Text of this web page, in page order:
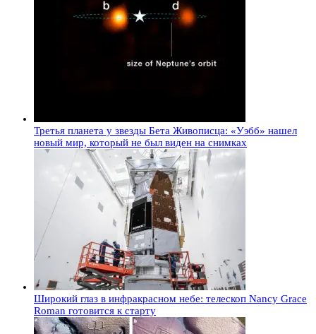
Третья планета у звезды Бета Живописца: «Уэбб» нашел
новый мир, который не был виден на снимках
Широкий глаз в инфракрасном небе: телескоп Nancy Grace
Roman готовится к старту